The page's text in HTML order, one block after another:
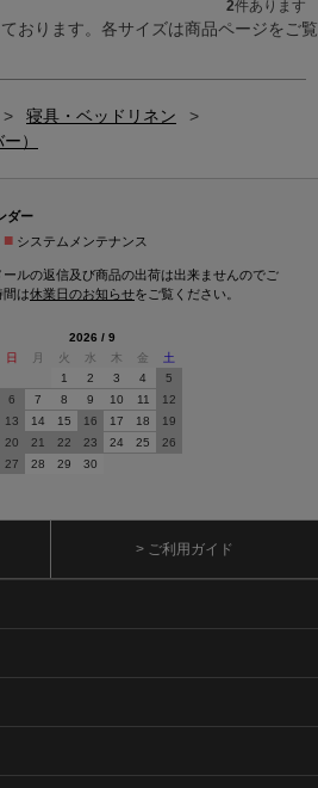
2件あります
おります。各サイズは商品ページをご覧
> 寝具・ベッドリネン
>
）
ダー
■ システムメンテナンス
ールの返信及び商品の出荷は出来ませんのでご
間は休業日のお知らせをご覧ください。
2026 / 9
日
月 火 水 木 金
土
1
2 3 4
5
6
7 8 9 10 11
12
13
14 15 16 17 18
19
20
21 22 23 24 25
26
27
28 29 30
> ご利用ガイド